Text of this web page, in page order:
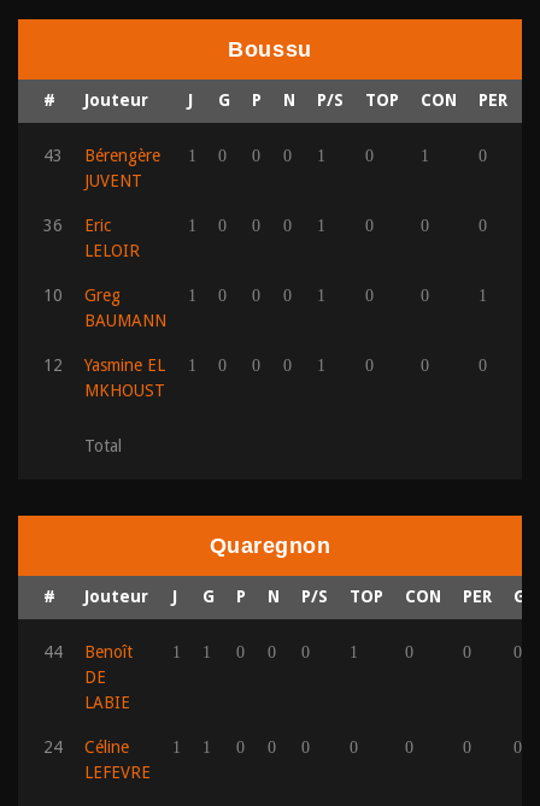
Boussu
# Jouteur J G P N P/S TOP CON PER
43
Bérengère
JUVENT
1 0 0 0 1 0 1 0
36
Eric
LELOIR
1 0 0 0 1 0 0 0
10
Greg
BAUMANN
1 0 0 0 1 0 0 1
12
Yasmine EL
MKHOUST
1 0 0 0 1 0 0 0
Total
Quaregnon
# Jouteur J G P N P/S TOP CON PER
44
Benoît
DE
LABIE
1 1 0 0 0 1 0 0 0
24
Céline
LEFEVRE
1 1 0 0 0 0 0 0 0